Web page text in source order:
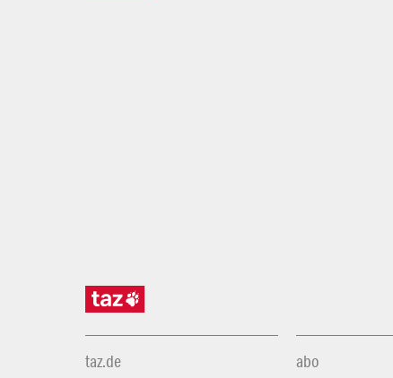
taz.de abo